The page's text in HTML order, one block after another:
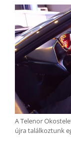
A Telenor
újra találkoztunk